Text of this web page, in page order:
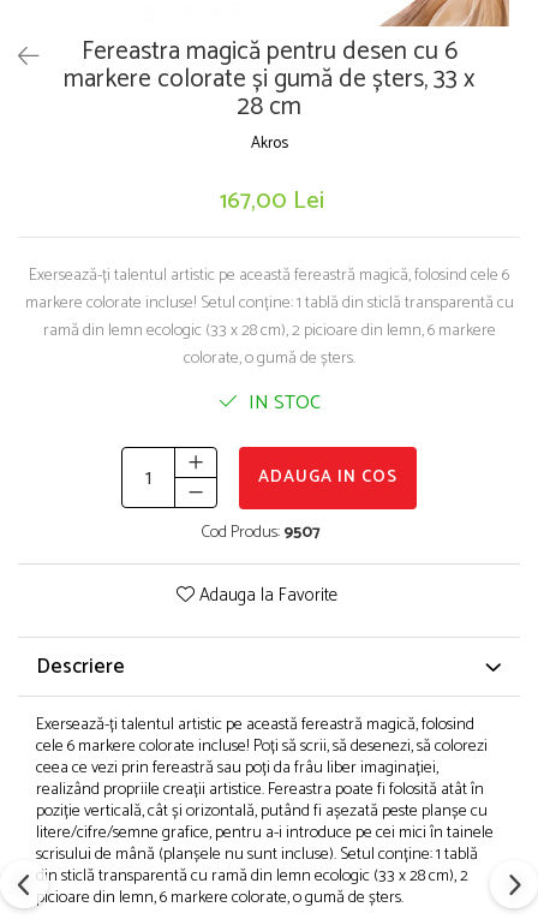
Puzzle-uri progresive
Puzzle-uri stratificate
Sabloane
Stampile si tusiere
Modelaj
Pictura pe numere
Sarma plusata
Jocuri de societate pentru copii
Stimulare olfactiva si gustativa
Stimulare tactila
Stimulare vizuala
Seturi si jocuri magnetice
Fereastra magică pentru desen cu 6
markere colorate și gumă de șters, 33 x
28 cm
Akros
167,00 Lei
Exersează-ți talentul artistic pe această fereastră magică, folosind cele 6
markere colorate incluse! Setul conține: 1 tablă din sticlă transparentă cu
ramă din lemn ecologic (33 x 28 cm), 2 picioare din lemn, 6 markere
colorate, o gumă de șters.
IN STOC
ADAUGA IN COS
Cod Produs:9507
Adauga la Favorite
Descriere
Exersează-ți talentul artistic pe această fereastră magică, folosind
cele 6 markere colorate incluse! Poți să scrii, să desenezi, să colorezi
ceea ce vezi prin fereastră sau poți da frâu liber imaginației,
realizând propriile creații artistice. Fereastra poate fi folosită atât în
poziție verticală, cât și orizontală, putând fi așezată peste planșe cu
litere/cifre/semne grafice, pentru a-i introduce pe cei mici în tainele
scrisului de mână (planșele nu sunt incluse). Setul conține: 1 tablă
din sticlă transparentă cu ramă din lemn ecologic (33 x 28 cm), 2
picioare din lemn, 6 markere colorate, o gumă de șters.